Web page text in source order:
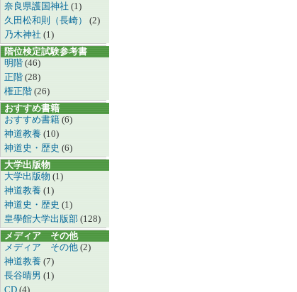
奈良県護国神社 (1)
久田松和則（長崎） (2)
乃木神社 (1)
階位検定試験参考書
明階 (46)
正階 (28)
権正階 (26)
おすすめ書籍
おすすめ書籍 (6)
神道教養 (10)
神道史・歴史 (6)
大学出版物
大学出版物 (1)
神道教養 (1)
神道史・歴史 (1)
皇學館大学出版部 (128)
メディア その他
メディア その他 (2)
神道教養 (7)
長谷晴男 (1)
CD (4)